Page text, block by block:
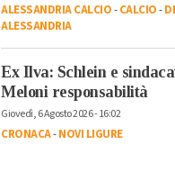
ALESSANDRIA CALCIO-CALCIO-
ALESSANDRIA
Ex Ilva: Schlein e
Meloni responsabilità
Giovedì, 6 Agosto 2026 - 16:02
CRONACA-NOVI LIGURE